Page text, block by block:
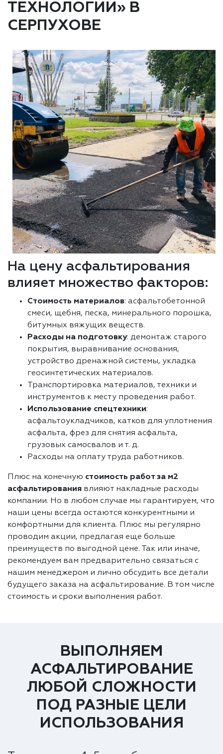
ТЕХНОЛОГИИ» В
СЕРПУХОВЕ
На цену асфальтирования
влияет множество факторов:
Стоимость материалов: асфальтобетонной
смеси, щебня, песка, минерального порошка,
битумных вяжущих веществ.
Расходы на подготовку: демонтаж старого
покрытия, выравнивание основания,
устройство дренажной системы, укладка
геосинтетических материалов.
Транспортировка материалов, техники и
инструментов к месту проведения работ.
Использование спецтехники:
асфальтоукладчиков, катков для уплотнения
асфальта, фрез для снятия асфальта,
грузовых самосвалов и т. д.
Расходы на оплату труда работников.
Плюс на конечную стоимость работ за м2
асфальтирования влияют накладные расходы
компании. Но в любом случае мы гарантируем, что
наши цены всегда остаются конкурентными и
комфортными для клиента. Плюс мы регулярно
проводим акции, предлагая еще больше
преимуществ по выгодной цене. Так или иначе,
рекомендуем вам предварительно связаться с
нашим менеджером и лично обсудить все детали
будущего заказа на асфальтирование. В том числе
стоимость и сроки выполнения работ.
ВЫПОЛНЯЕМ
АСФАЛЬТИРОВАНИЕ
ЛЮБОЙ СЛОЖНОСТИ
ПОД РАЗНЫЕ ЦЕЛИ
ИСПОЛЬЗОВАНИЯ